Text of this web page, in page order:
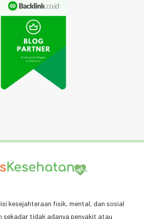
kesejahteraan fisik, mental, dan sosial
sekadar tidak adanya penyakit atau